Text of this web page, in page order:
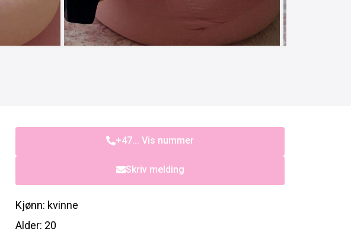
+47... Vis nummer
Skriv melding
Kjønn: kvinne
Alder: 20